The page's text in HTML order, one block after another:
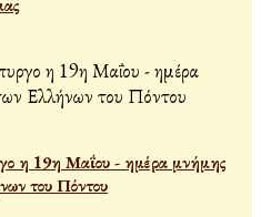
η 19η Μαΐου - ημέρα μνήμης
του Πόντου